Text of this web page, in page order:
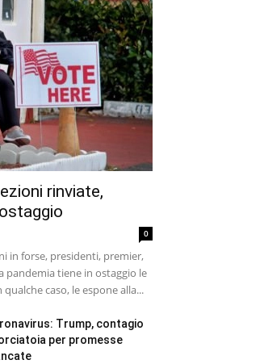
rinviate,
0
in forse, presidenti, premier,
pandemia tiene in ostaggio le
caso, le espone alla...
Trump, contagio
per promesse